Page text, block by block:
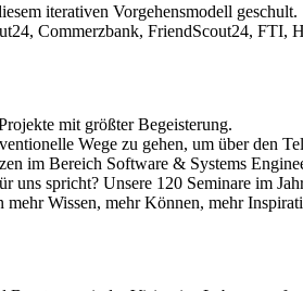
iterativen Vorgehensmodell geschult.
Commerzbank, FriendScout24, FTI,
mit größter Begeisterung.
Wege zu gehen, um über den
im Bereich Software & Systems
uns spricht? Unsere 120 Seminare im
mehr Wissen, mehr Können, mehr